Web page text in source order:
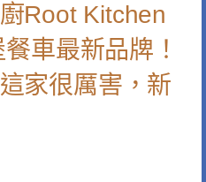
Root Kitchen
車最新品牌！
家很厲害，新